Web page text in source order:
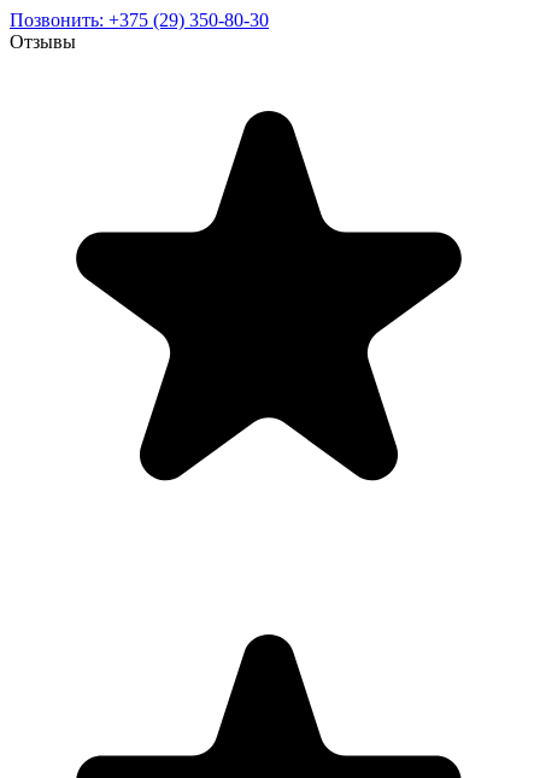
Позвонить: +375 (29) 350-80-30
Отзывы